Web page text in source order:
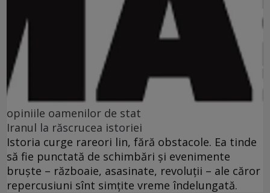
opiniile oamenilor de stat
Iranul la răscrucea istoriei
Istoria curge rareori lin, fără obstacole. Ea tinde
să fie punctată de schimbări şi evenimente
bruşte – războaie, asasinate, revoluţii – ale căror
repercusiuni sînt simţite vreme îndelungată.